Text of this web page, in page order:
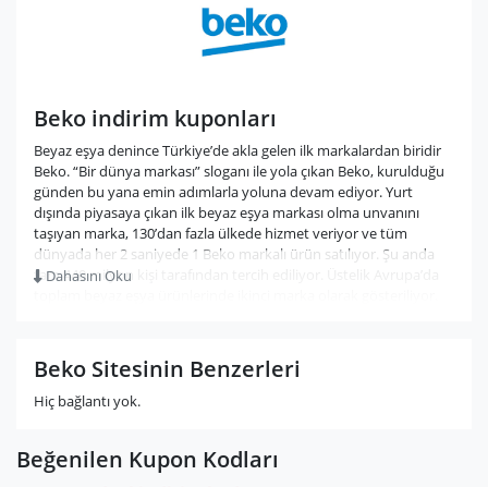
Beko indirim kuponları
Beyaz eşya denince Türkiye’de akla gelen ilk markalardan biridir
Beko. “Bir dünya markası” sloganı ile yola çıkan Beko, kurulduğu
günden bu yana emin adımlarla yoluna devam ediyor. Yurt
dışında piyasaya çıkan ilk beyaz eşya markası olma unvanını
taşıyan marka, 130’dan fazla ülkede hizmet veriyor ve tüm
dünyada her 2 saniyede 1 Beko markalı ürün satılıyor. Şu anda
tam 440 milyon kişi tarafından tercih ediliyor. Üstelik Avrupa’da
Vehbi Koç o dönemde Bejerano isimli bir firma ile ortaklık sağladı.
Bejerano ve Koç’un ilk iki hecesinden oluşan Beko markası çıktı
ortaya. Birçok ürünü ve markayı Türkiye’ye hediye eden Vehbi
ruhu sayesinde Türk halkı rahat bir nefes aldı desek hiç de
yanılmış olmayız.
Dahasını Oku
Beko Sitesinin Benzerleri
Hiç bağlantı yok.
Beğenilen Kupon Kodları